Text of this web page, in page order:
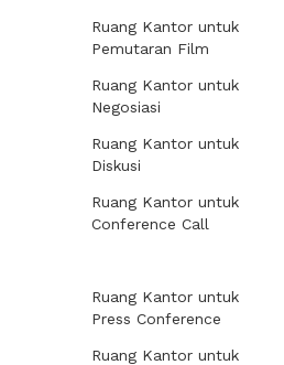
Ruang Kantor untuk
Pemutaran Film
Ruang Kantor untuk
Negosiasi
Ruang Kantor untuk
Diskusi
Ruang Kantor untuk
Conference Call
Ruang Kantor untuk
Press Conference
Ruang Kantor untuk